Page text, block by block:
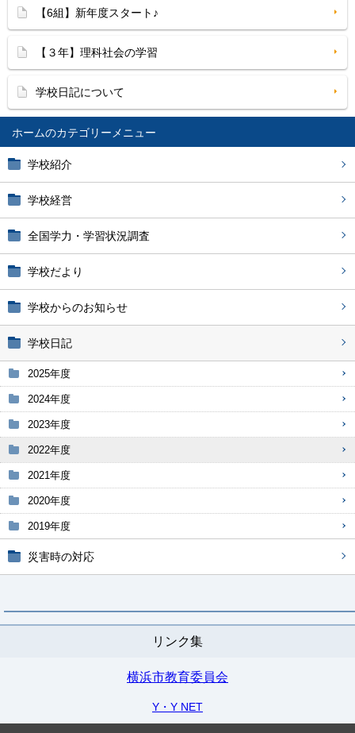
ホーム
学校紹介
学校経営
全国学力・学習状況調査
学校だより
学校からのお知らせ
学校日記
2025年度
2024年度
2023年度
2022年度
2021年度
2020年度
2019年度
災害時の対応
リンク集
横浜市教育委員会
Y・Y NET
【6組】新年度スタート♪
【３年】理科社会の学習
学校日記について